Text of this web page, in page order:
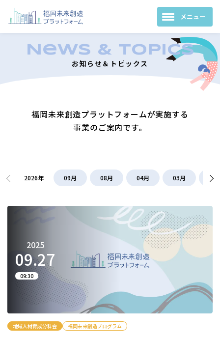
お知らせ＆トピックス
福岡未来創造プラットフォームが実施する
事業のご案内です。
事
2026年 09月 08月 04月 03月 02
2025
09.27
09:30
地域人材育成分科会 福岡未来創造プログラム